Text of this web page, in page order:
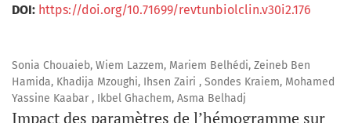
DOI: https://doi.org/10.71699/revtunbiolclin.v30i2.176
Sonia Chouaieb, Wiem Lazzem, Mariem Belhédi, Zeineb Ben
Hamida, Khadija Mzoughi, Ihsen Zairi , Sondes Kraiem, Mohamed
Yassine Kaabar , Ikbel Ghachem, Asma Belhadj
Impact des paramètres de l’hémogramme sur